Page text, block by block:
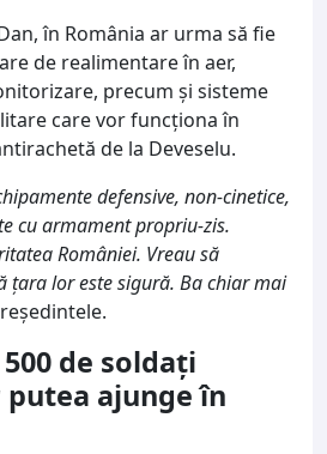
în România ar urma să fie
de realimentare în aer,
precum și sisteme
care vor funcționa în
de la Deveselu.
defensive, non-cinetice,
cu armament propriu-zis.
României. Vreau să
țara lor este sigură. Ba chiar mai
de soldați
ajunge în